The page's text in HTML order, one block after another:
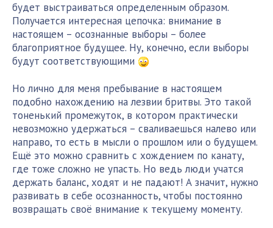
будет выстраиваться определенным образом.
Получается интересная цепочка: внимание в
настоящем – осознанные выборы – более
благоприятное будущее. Ну, конечно, если выборы
будут соответствующими
Но лично для меня пребывание в настоящем
подобно нахождению на лезвии бритвы. Это такой
тоненький промежуток, в котором практически
невозможно удержаться – сваливаешься налево или
направо, то есть в мысли о прошлом или о будущем.
Ещё это можно сравнить с хождением по канату,
где тоже сложно не упасть. Но ведь люди учатся
держать баланс, ходят и не падают! А значит, нужно
развивать в себе осознанность, чтобы постоянно
возвращать своё внимание к текущему моменту.